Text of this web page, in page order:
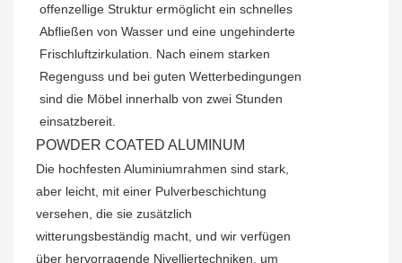
offenzellige Struktur ermöglicht ein schnelles
Abfließen von Wasser und eine ungehinderte
Frischluftzirkulation. Nach einem starken
Regenguss und bei guten Wetterbedingungen
sind die Möbel innerhalb von zwei Stunden
einsatzbereit.
POWDER COATED ALUMINUM
Die hochfesten Aluminiumrahmen sind stark,
aber leicht, mit einer Pulverbeschichtung
versehen, die sie zusätzlich
witterungsbeständig macht, und wir verfügen
über hervorragende Nivelliertechniken, um